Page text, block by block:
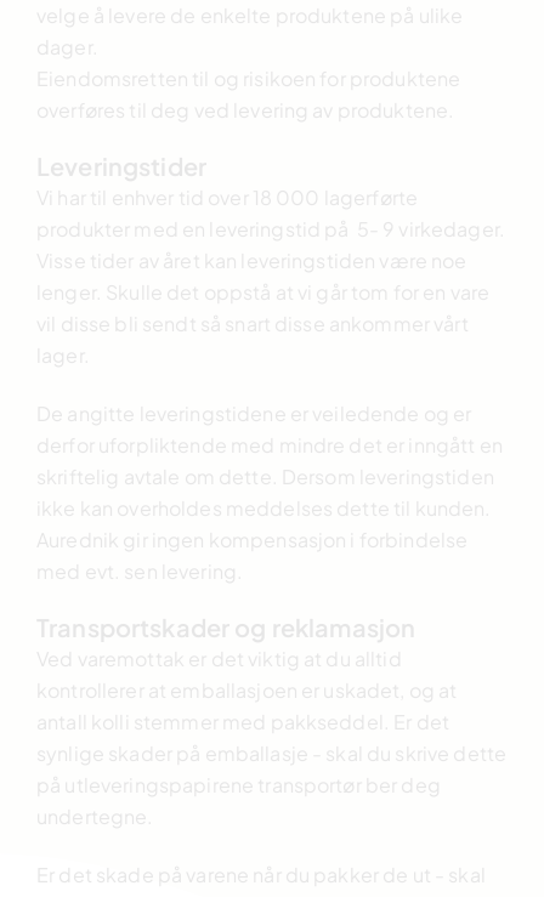
velge å levere de enkelte produktene på ulike
dager.
Eiendomsretten til og risikoen for produktene
overføres til deg ved levering av produktene.
Leveringstider
Vi har til enhver tid over 18 000 lagerførte
produkter med en leveringstid på 5- 9 virkedager.
Visse tider av året kan leveringstiden være noe
lenger. Skulle det oppstå at vi går tom for en vare
vil disse bli sendt så snart disse ankommer vårt
lager.
De angitte leveringstidene er veiledende og er
derfor uforpliktende med mindre det er inngått en
skriftelig avtale om dette. Dersom leveringstiden
ikke kan overholdes meddelses dette til kunden.
Aurednik gir ingen kompensasjon i forbindelse
med evt. sen levering.
Transportskader og reklamasjon
Ved varemottak er det viktig at du alltid
kontrollerer at emballasjoen er uskadet, og at
antall kolli stemmer med pakkseddel. Er det
synlige skader på emballasje - skal du skrive dette
på utleveringspapirene transportør ber deg
undertegne.
Er det skade på varene når du pakker de ut - skal